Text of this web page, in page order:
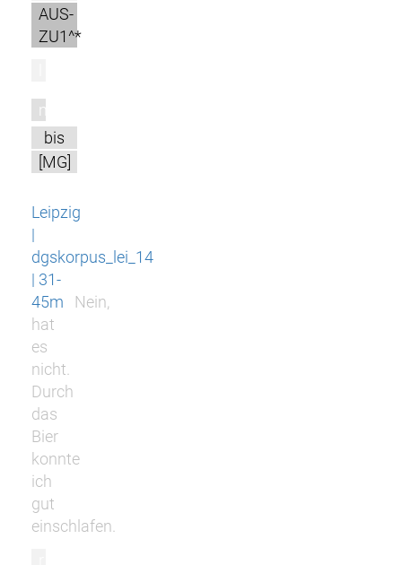
AUS-
ZU1^*
m
bis
[MG]
Leipzig
|
dgskorpus_lei_14
| 31-
45m
Nein,
hat
es
nicht.
Durch
das
Bier
konnte
ich
gut
einschlafen.